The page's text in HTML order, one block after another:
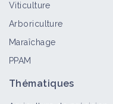
Viticulture
Arboriculture
Maraîchage
PPAM
Thématiques